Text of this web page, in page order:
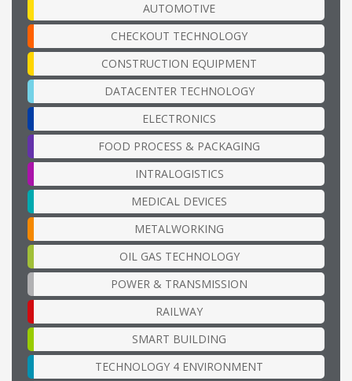
AUTOMOTIVE
CHECKOUT TECHNOLOGY
CONSTRUCTION EQUIPMENT
DATACENTER TECHNOLOGY
ELECTRONICS
FOOD PROCESS & PACKAGING
INTRALOGISTICS
MEDICAL DEVICES
METALWORKING
OIL GAS TECHNOLOGY
POWER & TRANSMISSION
RAILWAY
SMART BUILDING
TECHNOLOGY 4 ENVIRONMENT